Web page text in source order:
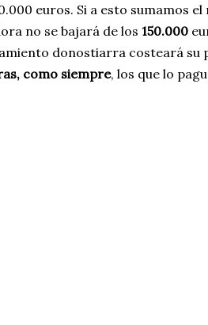
euros. Si a esto sumamos
no se bajará de los 150.000
donostiarra costeará su
como siempre, los que lo